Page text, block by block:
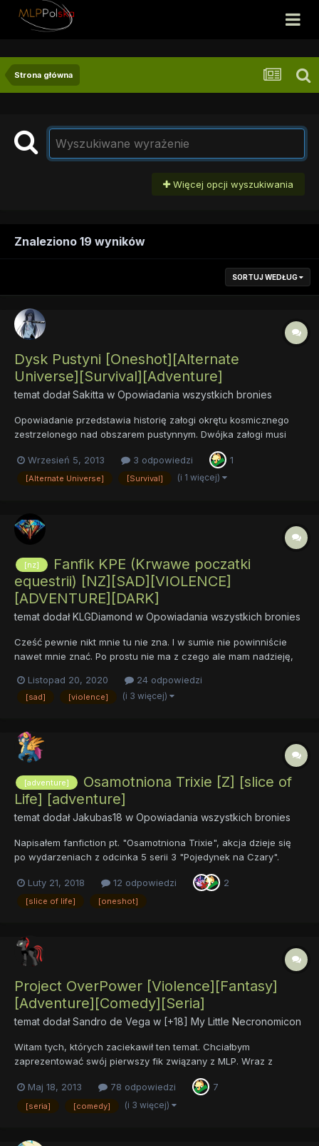
Strona główna
Więcej opcji wyszukiwania
Znaleziono 19 wyników
SORTUJ WEDŁUG
Dysk Pustyni [Oneshot][Alternate
Universe][Survival][Adventure]
temat dodałSakitta w Opowiadania wszystkich bronies
Opowiadanie przedstawia historię załogi okrętu kosmicznego
zestrzelonego nad obszarem pustynnym. Dwójka załogi musi
wykradziony twardy dysk swojej frakcji oraz uniknąć patroli
wrogów. Trzecie miejsce w VI edycji konkursu literackiego.
Wrzesień 5, 2013 3 odpowiedzi 1
[Alternate Universe] [Survival] (i 1 więcej)
[nz]
Fanfik KPE (Krwawe poczatki
equestrii) [NZ][SAD][VIOLENCE]
[ADVENTURE][DARK]
temat dodałKLGDiamond w Opowiadania wszystkich bronies
Cześć pewnie nikt mnie tu nie zna. I w sumie nie powinniście
nawet mnie znać. Po prostu nie ma z czego ale mam nadzieję,
oczekiwaniom. Więc nie przedłużając zapraszam!(Linki znajdują
się w spoilerze, ponieważ ten post zaczął...
Listopad 20, 2020 24 odpowiedzi
[sad] [violence] (i 3 więcej)
[adventure]
Osamotniona Trixie [Z] [slice of
Life] [adventure]
temat dodałJakubas18 w Opowiadania wszystkich bronies
Napisałem fanfiction pt. "Osamotniona Trixie", akcja dzieje się
po wydarzeniach z odcinka 5 serii 3 "Pojedynek na Czary".
Ponyville Link do całego fanfika: Osamotniona Trixie.docx Link
do całego fanfika
Luty 21, 2018 12 odpowiedzi 2
[slice of life] [oneshot]
Project OverPower [Violence][Fantasy]
[Adventure][Comedy][Seria]
temat dodałSandro de Vega w [+18] My Little Necronomicon
Witam tych, których zaciekawił ten temat. Chciałbym
zaprezentować swój pierwszy fik związany z MLP. Wraz z
pewnym znajomym(może i nie jednym) postanowiłem stworzyć
serię, w której humor, magia, dramat i technologia przeplatają
się nawzajem. Moja wersja opowiada o pewnej istocie
Maj 18, 2013 78 odpowiedzi 7
[seria] [comedy] (i 3 więcej)